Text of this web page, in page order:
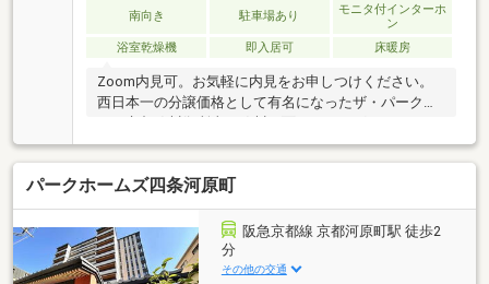
南向き 駐車場あり
モニタ付インターホ
ン
浴室乾燥機
即入居可 床暖房
Zoom内見可。お気軽に内見をお申しつけください。
西日本一の分譲価格として有名になったザ・パークハ
ウス京都鴨川御所東。鴨川に面するハイグレードマン
ションです。陽当り良好、閑静な道路に面する南向
き、一日を通して光がたくさん入ります。本マンショ
ン東に隣接する鴨川に出て、京阪丸太町駅、大型スー
パーのフレスコ、京都大学などに河原を歩いていけま
す。近隣に京大病院、京都府立医科大病院があり、京
都で最も医療環境が充実しているエリアです。朝御
飯、晩御飯前にお気軽に鴨川をお散歩できます。河原
パークホームズ四条河原町
阪急京都線 京都河原町駅 徒歩2
分
その他の交通